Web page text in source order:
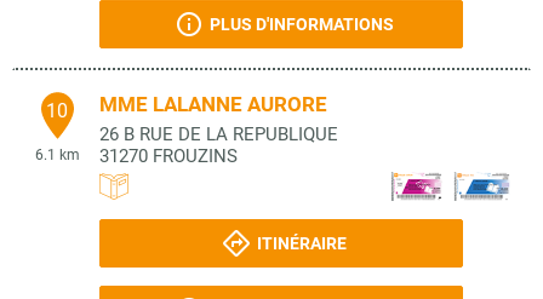
PLUS D'INFORMATIONS
10
6.1 km
MME LALANNE AURORE
26 B RUE DE LA REPUBLIQUE
31270 FROUZINS
ITINÉRAIRE